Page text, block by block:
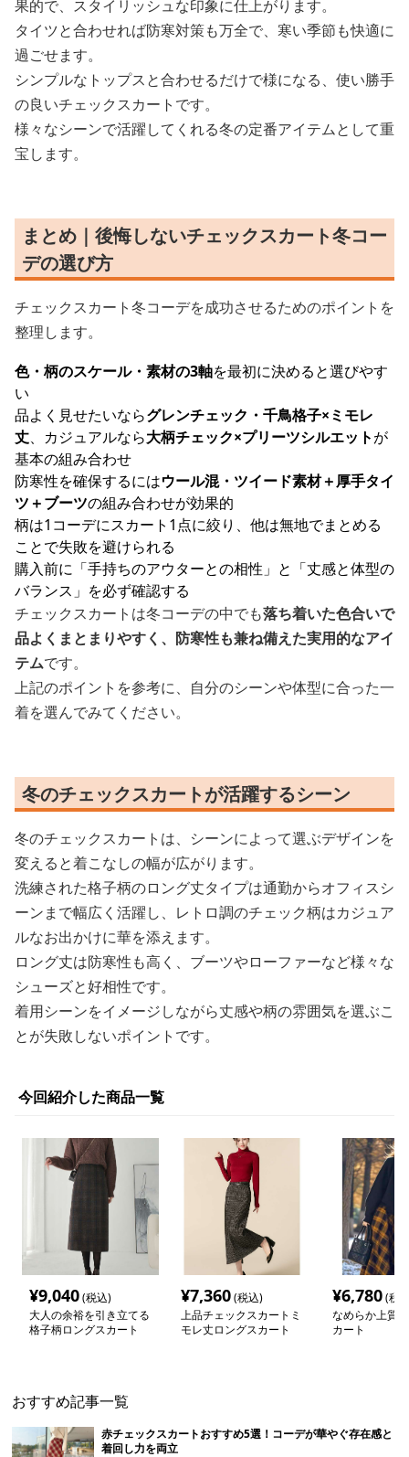
果的で、スタイリッシュな印象に仕上がります。
タイツと合わせれば防寒対策も万全で、寒い季節も快適に
過ごせます。
シンプルなトップスと合わせるだけで様になる、使い勝手
の良いチェックスカートです。
様々なシーンで活躍してくれる冬の定番アイテムとして重
宝します。
まとめ｜後悔しないチェックスカート冬コー
デの選び方
チェックスカート冬コーデを成功させるためのポイントを
整理します。
色・柄のスケール・素材の3軸を最初に決めると選びやす
い
品よく見せたいならグレンチェック・千鳥格子×ミモレ
丈、カジュアルなら大柄チェック×プリーツシルエットが
基本の組み合わせ
防寒性を確保するにはウール混・ツイード素材＋厚手タイ
ツ＋ブーツの組み合わせが効果的
柄は1コーデにスカート1点に絞り、他は無地でまとめる
ことで失敗を避けられる
購入前に「手持ちのアウターとの相性」と「丈感と体型の
バランス」を必ず確認する
チェックスカートは冬コーデの中でも落ち着いた色合いで
品よくまとまりやすく、防寒性も兼ね備えた実用的なアイ
テムです。
上記のポイントを参考に、自分のシーンや体型に合った一
着を選んでみてください。
冬のチェックスカートが活躍するシーン
冬のチェックスカートは、シーンによって選ぶデザインを
変えると着こなしの幅が広がります。
洗練された格子柄のロング丈タイプは通勤からオフィスシ
ーンまで幅広く活躍し、レトロ調のチェック柄はカジュア
ルなお出かけに華を添えます。
ロング丈は防寒性も高く、ブーツやローファーなど様々な
シューズと好相性です。
着用シーンをイメージしながら丈感や柄の雰囲気を選ぶこ
とが失敗しないポイントです。
今回紹介した商品一覧
¥9,040(税込)
大人の余裕を引き立てる
格子柄ロングスカート
¥7,360(税込)
上品チェックスカートミ
モレ丈ロングスカート
¥6,780(税
なめらか上質
カート
おすすめ記事一覧
赤チェックスカートおすすめ5選！コーデが華やぐ存在感と
着回し力を両立